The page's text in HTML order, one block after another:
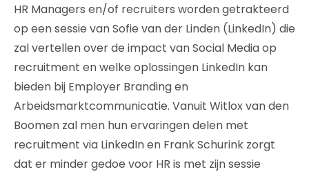
HR Managers en/of recruiters worden getrakteerd
op een sessie van Sofie van der Linden (LinkedIn) die
zal vertellen over de impact van Social Media op
recruitment en welke oplossingen LinkedIn kan
bieden bij Employer Branding en
Arbeidsmarktcommunicatie. Vanuit Witlox van den
Boomen zal men hun ervaringen delen met
recruitment via LinkedIn en Frank Schurink zorgt
dat er minder gedoe voor HR is met zijn sessie